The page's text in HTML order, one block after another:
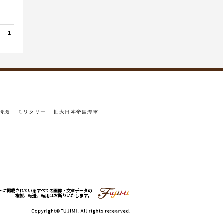
1
撮 ミリタリー 旧大日本帝国海軍